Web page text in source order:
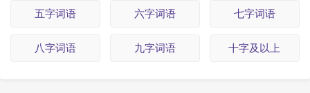
五字词语 六字词语 七字词语
八字词语 九字词语 十字及以上